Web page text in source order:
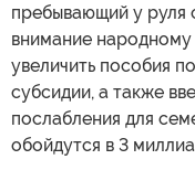
пребывающий у руля
внимание
увеличить пособия
субсидии, а также
послабления для
обойдутся в 3